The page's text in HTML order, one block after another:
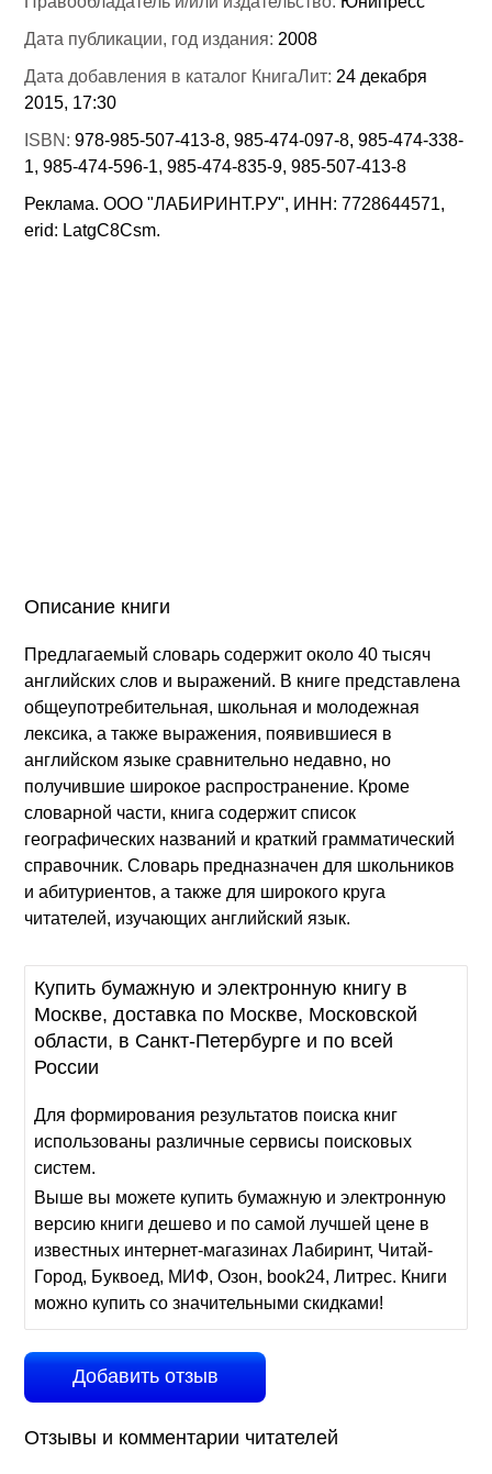
Дата публикации, год издания: 2008
Дата добавления в каталог КнигаЛит: 24 декабря
2015, 17:30
ISBN:978-985-507-413-8, 985-474-097-8, 985-474-338-
1, 985-474-596-1, 985-474-835-9, 985-507-413-8
Реклама. ООО "ЛАБИРИНТ.РУ", ИНН: 7728644571,
erid: LatgC8Csm.
Описание книги
Предлагаемый словарь содержит около 40 тысяч
английских слов и выражений. В книге представлена
общеупотребительная, школьная и молодежная
лексика, а также выражения, появившиеся в
английском языке сравнительно недавно, но
получившие широкое распространение. Кроме
словарной части, книга содержит список
географических названий и краткий грамматический
справочник. Словарь предназначен для школьников
и абитуриентов, а также для широкого круга
читателей, изучающих английский язык.
Купить бумажную и электронную книгу в
Москве, доставка по Москве, Московской
области, в Санкт-Петербурге и по всей
России
Для формирования результатов поиска книг
использованы различные сервисы поисковых
систем.
Выше вы можете купить бумажную и электронную
версию книги дешево и по самой лучшей цене в
известных интернет-магазинах Лабиринт, Читай-
Город, Буквоед, МИФ, Озон, book24, Литрес. Книги
можно купить со значительными скидками!
Добавить отзыв
Отзывы и комментарии читателей